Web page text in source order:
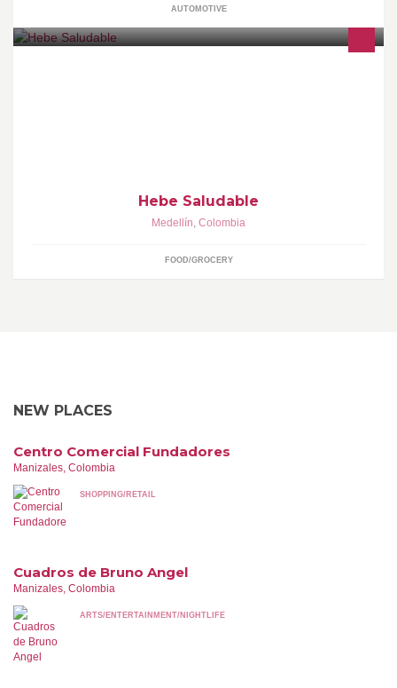
AUTOMOTIVE
Hebe Saludable
Medellín, Colombia
FOOD/GROCERY
NEW PLACES
Centro Comercial Fundadores
Manizales, Colombia
SHOPPING/RETAIL
Cuadros de Bruno Angel
Manizales, Colombia
ARTS/ENTERTAINMENT/NIGHTLIFE